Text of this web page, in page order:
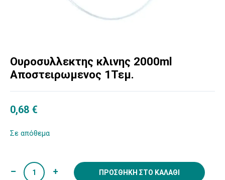
Ουροσυλλεκτης κλινης 2000ml
Αποστειρωμενος 1Τεμ.
0,68 €
Σε απόθεμα
ΠΡΟΣΘΉΚΗ ΣΤΟ ΚΑΛΆΘΙ